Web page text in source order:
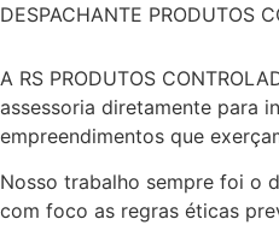
DESPACHANTE PRODUTOS
A RS PRODUTOS
assessoria diretamente para
empreendimentos que
Nosso trabalho sempre foi o
com foco as regras éticas